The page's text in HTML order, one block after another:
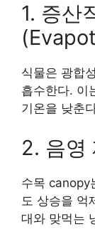
1. 증산
식물은 광합
흡수한다. 이
기온을 낮춘
2. 음영
수목 canopy
도 상승을 억
대와 맞먹는